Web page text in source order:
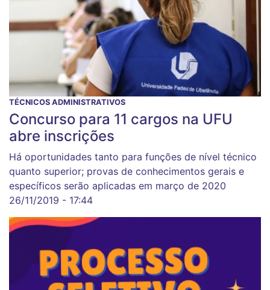
TÉCNICOS ADMINISTRATIVOS
Concurso para 11 cargos na UFU
abre inscrições
Há oportunidades tanto para funções de nível técnico
quanto superior; provas de conhecimentos gerais e
específicos serão aplicadas em março de 2020
26/11/2019 - 17:44